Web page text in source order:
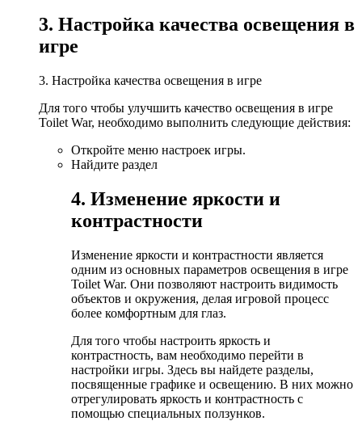
3. Настройка качества освещения в
игре
3. Настройка качества освещения в игре
Для того чтобы улучшить качество освещения в игре
Toilet War, необходимо выполнить следующие действия:
Откройте меню настроек игры.
Найдите раздел
4. Изменение яркости и
контрастности
Изменение яркости и контрастности является
одним из основных параметров освещения в игре
Toilet War. Они позволяют настроить видимость
объектов и окружения, делая игровой процесс
более комфортным для глаз.
Для того чтобы настроить яркость и
контрастность, вам необходимо перейти в
настройки игры. Здесь вы найдете разделы,
посвященные графике и освещению. В них можно
отрегулировать яркость и контрастность с
помощью специальных ползунков.